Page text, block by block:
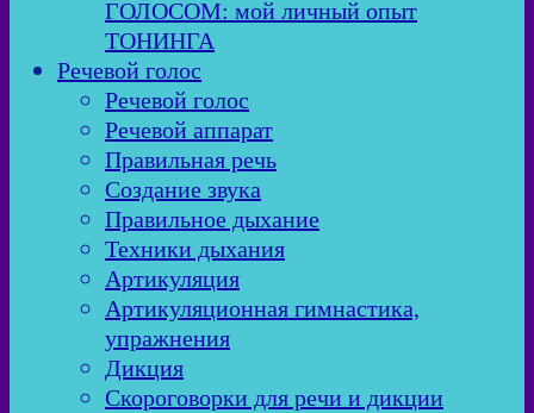
ГОЛОСОМ: мой личный опыт
ТОНИНГА
Речевой голос
Речевой голос
Речевой аппарат
Правильная речь
Создание звука
Правильное дыхание
Техники дыхания
Артикуляция
Артикуляционная гимнастика,
упражнения
Дикция
Скороговорки для речи и дикции